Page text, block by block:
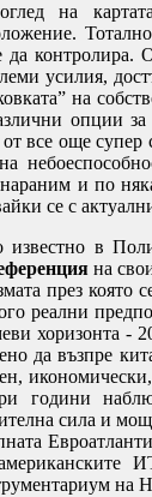
на
контролира.
усилия,
на
опции
все още
и по
се с
известно в
на
през която
реални
хоризонта -
да възпре
години
сила и
на